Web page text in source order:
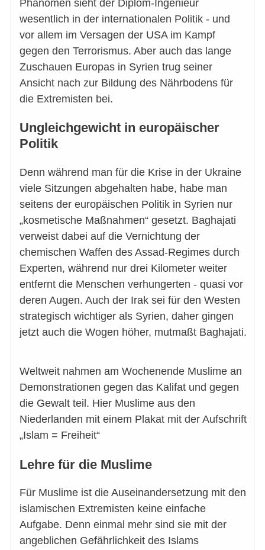
Phänomen sieht der Diplom-Ingenieur
wesentlich in der internationalen Politik - und
vor allem im Versagen der USA im Kampf
gegen den Terrorismus. Aber auch das lange
Zuschauen Europas in Syrien trug seiner
Ansicht nach zur Bildung des Nährbodens für
die Extremisten bei.
Ungleichgewicht in europäischer
Politik
Denn während man für die Krise in der Ukraine
viele Sitzungen abgehalten habe, habe man
seitens der europäischen Politik in Syrien nur
„kosmetische Maßnahmen“ gesetzt. Baghajati
verweist dabei auf die Vernichtung der
chemischen Waffen des Assad-Regimes durch
Experten, während nur drei Kilometer weiter
entfernt die Menschen verhungerten - quasi vor
deren Augen. Auch der Irak sei für den Westen
strategisch wichtiger als Syrien, daher gingen
jetzt auch die Wogen höher, mutmaßt Baghajati.
Weltweit nahmen am Wochenende Muslime an
Demonstrationen gegen das Kalifat und gegen
die Gewalt teil. Hier Muslime aus den
Niederlanden mit einem Plakat mit der Aufschrift
„Islam = Freiheit“
Lehre für die Muslime
Für Muslime ist die Auseinandersetzung mit den
islamischen Extremisten keine einfache
Aufgabe. Denn einmal mehr sind sie mit der
angeblichen Gefährlichkeit des Islams